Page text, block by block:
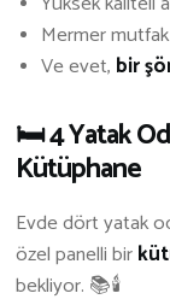
Mermer mutfak
Ve evet, bir
🛏️ 4 Yatak
Kütüphane
Evde dört yatak
özel panelli bir
bekliyor. 📚🕯️